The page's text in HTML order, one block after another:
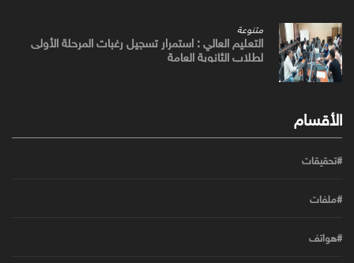
متنوعة
التعليم العالي : استمرار تسجيل رغبات المرحلة الأولى
لطلاب الثانوية العامة
الأقسام
#تحقيقات
#ملفات
#هواتف